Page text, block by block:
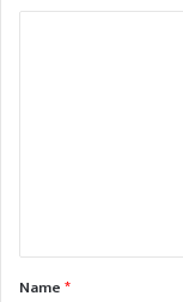
*Name*